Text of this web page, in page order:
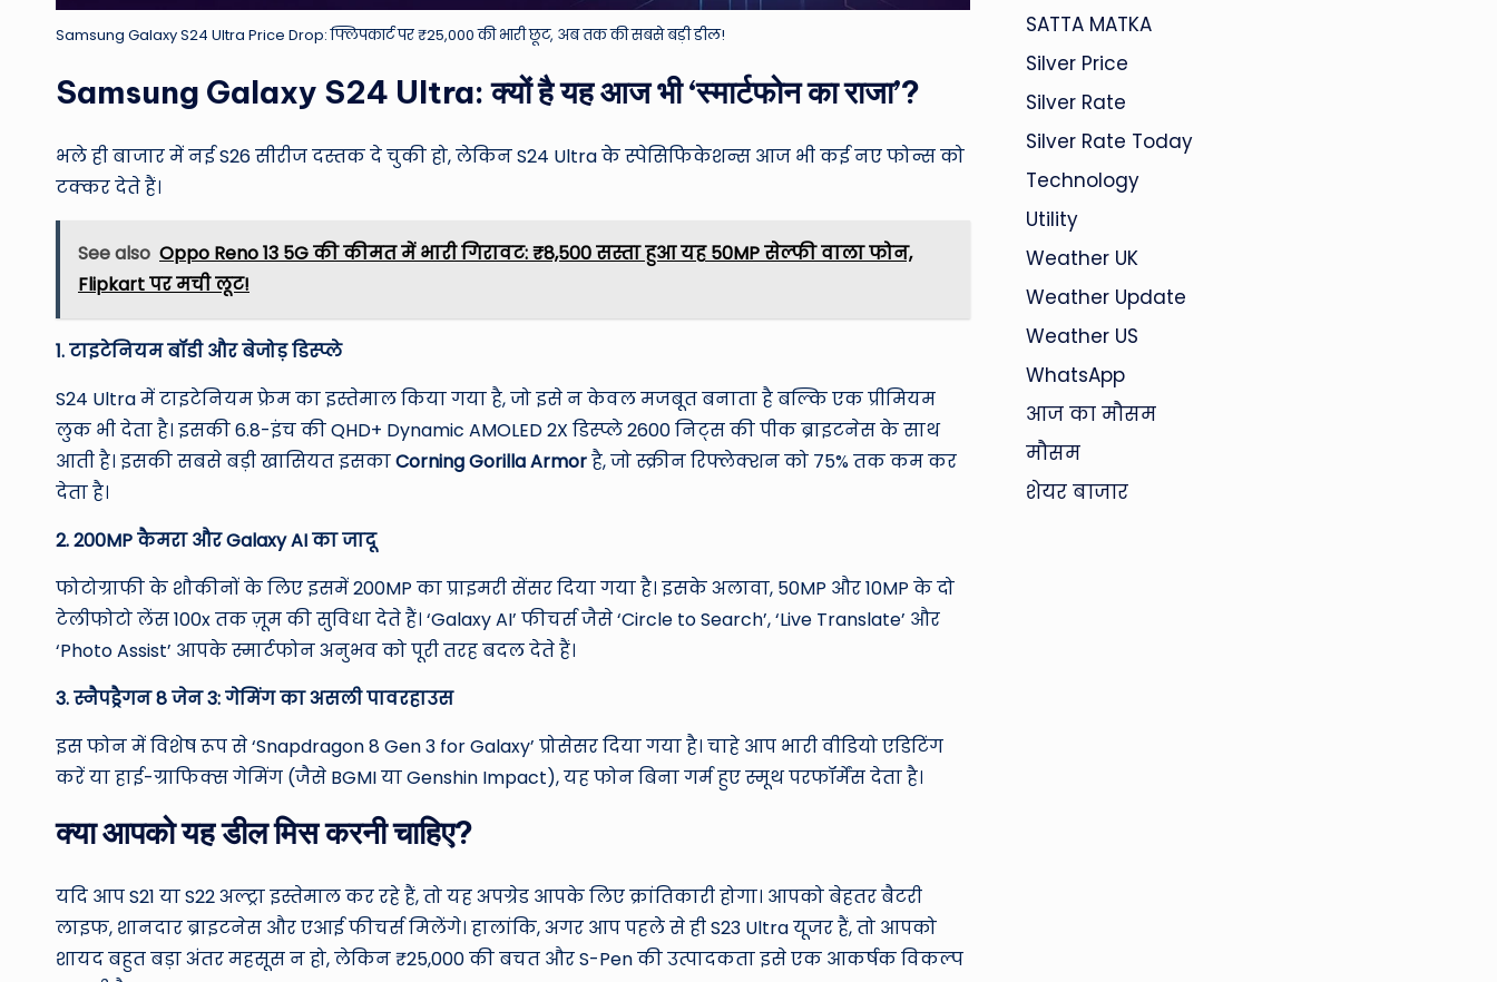
Samsung Galaxy S24 Ultra Price Drop: फ्लिपकार्ट पर ₹25,000 की भारी छूट, अब तक की सबसे बड़ी डील!
Samsung Galaxy S24 Ultra: क्यों है यह आज भी ‘स्मार्टफोन का राजा’?
भले ही बाजार में नई S26 सीरीज दस्तक दे चुकी हो, लेकिन S24 Ultra के स्पेसिफिकेशन्स आज भी कई नए फोन्स को
टक्कर देते हैं।
See also Oppo Reno 13 5G की कीमत में भारी गिरावट: ₹8,500 सस्ता हुआ यह 50MP सेल्फी वाला फोन,
Flipkart पर मची लूट!
1. टाइटेनियम बॉडी और बेजोड़ डिस्प्ले
S24 Ultra में टाइटेनियम फ्रेम का इस्तेमाल किया गया है, जो इसे न केवल मजबूत बनाता है बल्कि एक प्रीमियम
लुक भी देता है। इसकी 6.8-इंच की QHD+ Dynamic AMOLED 2X डिस्प्ले 2600 निट्स की पीक ब्राइटनेस के साथ
आती है। इसकी सबसे बड़ी खासियत इसकाCorning Gorilla Armorहै, जो स्क्रीन रिफ्लेक्शन को 75% तक कम कर
देता है।
2. 200MP कैमरा और Galaxy AI का जादू
फोटोग्राफी के शौकीनों के लिए इसमें 200MP का प्राइमरी सेंसर दिया गया है। इसके अलावा, 50MP और 10MP के दो
टेलीफोटो लेंस 100x तक ज़ूम की सुविधा देते हैं। ‘Galaxy AI’ फीचर्स जैसे ‘Circle to Search’, ‘Live Translate’ और
‘Photo Assist’ आपके स्मार्टफोन अनुभव को पूरी तरह बदल देते हैं।
3. स्नैपड्रैगन 8 जेन 3: गेमिंग का असली पावरहाउस
इस फोन में विशेष रूप से ‘Snapdragon 8 Gen 3 for Galaxy’ प्रोसेसर दिया गया है। चाहे आप भारी वीडियो एडिटिंग
करें या हाई-ग्राफिक्स गेमिंग (जैसे BGMI या Genshin Impact), यह फोन बिना गर्म हुए स्मूथ परफॉर्मेंस देता है।
क्या आपको यह डील मिस करनी चाहिए?
यदि आप S21 या S22 अल्ट्रा इस्तेमाल कर रहे हैं, तो यह अपग्रेड आपके लिए क्रांतिकारी होगा। आपको बेहतर बैटरी
लाइफ, शानदार ब्राइटनेस और एआई फीचर्स मिलेंगे। हालांकि, अगर आप पहले से ही S23 Ultra यूजर हैं, तो आपको
शायद बहुत बड़ा अंतर महसूस न हो, लेकिन ₹25,000 की बचत और S-Pen की उत्पादकता इसे एक आकर्षक विकल्प
SATTA MATKA
Silver Price
Silver Rate
Silver Rate Today
Technology
Utility
Weather UK
Weather Update
Weather US
WhatsApp
आज का मौसम
मौसम
शेयर बाजार